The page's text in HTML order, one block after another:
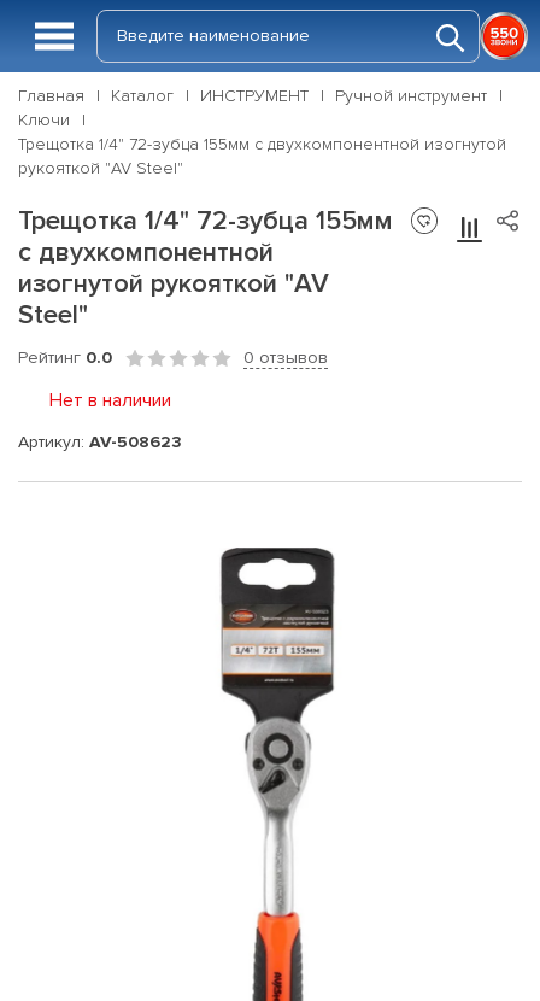
Главная Каталог ИНСТРУМЕНТ
Ручной инструмент
Ключи
Трещотка 1/4" 72-зубца 155мм с двухкомпонентной изогнутой
рукояткой "AV Steel"
Трещотка 1/4" 72-зубца 155мм
с двухкомпонентной
изогнутой рукояткой "AV
Steel"
Рейтинг 0.0 0 отзывов
Нет в наличии
Артикул: AV-508623